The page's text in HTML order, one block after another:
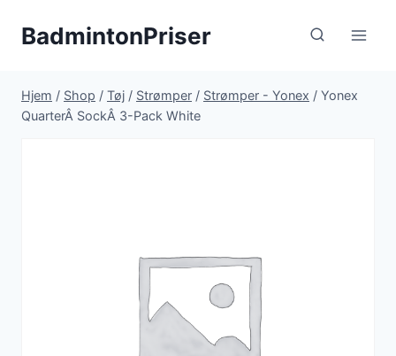
BadmintonPriser
Hjem / Shop / Tøj / Strømper / Strømper - Yonex / Yonex
QuarterÂ SockÂ 3-Pack White